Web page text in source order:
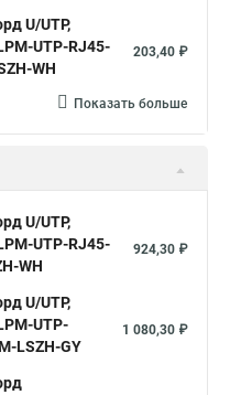
U/UTP,
UTP-RJ45-
WH
203,40 ₽
Показать больше
U/UTP,
UTP-RJ45-
WH
924,30 ₽
U/UTP,
UTP-
LSZH-GY
1 080,30 ₽